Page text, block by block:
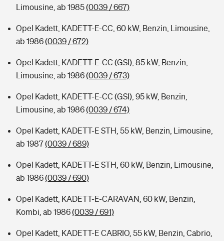
Limousine, ab 1985(0039 / 667)
Opel Kadett, KADETT-E-CC, 60 kW, Benzin, Limousine,
ab 1986(0039 / 672)
Opel Kadett, KADETT-E-CC (GSI), 85 kW, Benzin,
Limousine, ab 1986(0039 / 673)
Opel Kadett, KADETT-E-CC (GSI), 95 kW, Benzin,
Limousine, ab 1986(0039 / 674)
Opel Kadett, KADETT-E STH, 55 kW, Benzin, Limousine,
ab 1987(0039 / 689)
Opel Kadett, KADETT-E STH, 60 kW, Benzin, Limousine,
ab 1986(0039 / 690)
Opel Kadett, KADETT-E-CARAVAN, 60 kW, Benzin,
Kombi, ab 1986(0039 / 691)
Opel Kadett, KADETT-E CABRIO, 55 kW, Benzin, Cabrio,